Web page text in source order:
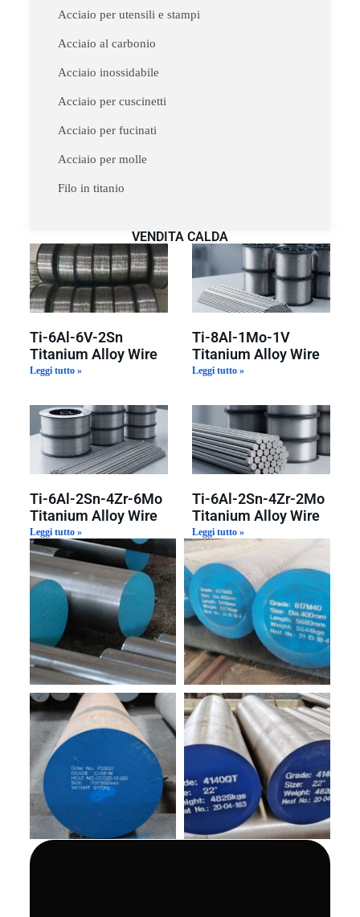
Acciaio per utensili e stampi
Acciaio al carbonio
Acciaio inossidabile
Acciaio per cuscinetti
Acciaio per fucinati
Acciaio per molle
Filo in titanio
VENDITA CALDA
Ti-6Al-6V-2Sn
Titanium Alloy Wire
Leggi tutto »
Ti-8Al-1Mo-1V
Titanium Alloy Wire
Leggi tutto »
Ti-6Al-2Sn-4Zr-6Mo
Titanium Alloy Wire
Leggi tutto »
Ti-6Al-2Sn-4Zr-2Mo
Titanium Alloy Wire
Leggi tutto »